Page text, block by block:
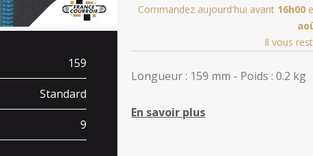
159
Standard
9
Commandez aujourd'hui avant 16h00
Il vous
Longueur : 159 mm - Poids : 0.2 kg
En savoir plus